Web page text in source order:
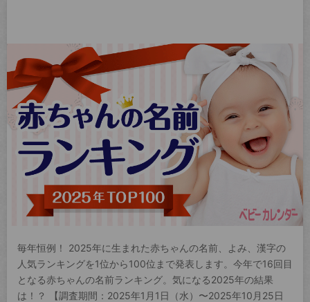
毎年恒例！ 2025年に生まれた赤ちゃんの名前、よみ、漢字の
人気ランキングを1位から100位まで発表します。今年で16回目
となる赤ちゃんの名前ランキング。気になる2025年の結果
は！？ 【調査期間：2025年1月1日（水）〜2025年10月25日